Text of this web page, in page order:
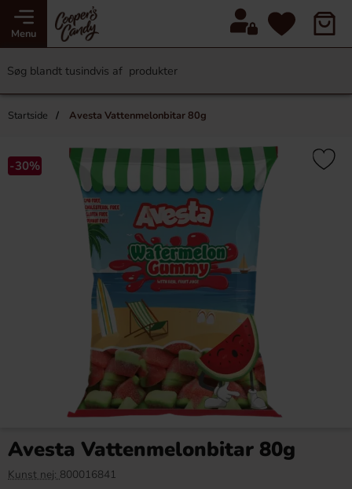
Menu
Startside Avesta Vattenmelonbitar 80g
-30%
Avesta Vattenmelonbitar 80g
Kunst nej: 800016841